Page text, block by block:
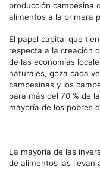
producción campesina
alimentos a la primera
El papel capital que
respecta a la creación
de las economías
naturales, goza cada
campesinas y los
para más del 70 % de
mayoría de los pobres
La mayoría de las
de alimentos las llevan